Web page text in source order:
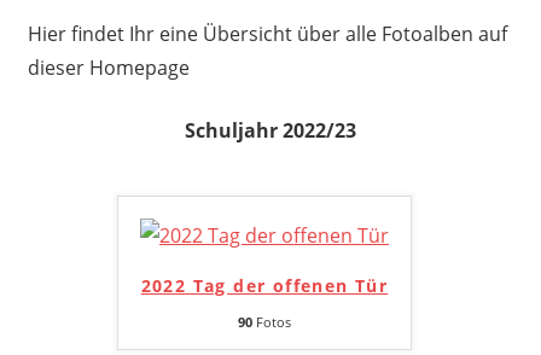
Hier findet Ihr eine Übersicht über alle Fotoalben auf
dieser Homepage
Schuljahr 2022/23
2022 Tag der offenen Tür
90 Fotos